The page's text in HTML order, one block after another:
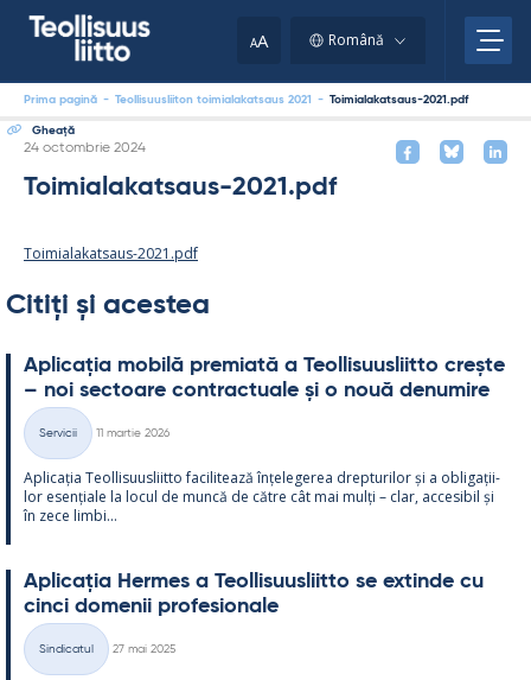
AA Română
Prima pagină - Teollisuusliiton toimialakatsaus 2021 - Toimialakatsaus-2021.pdf
Gheaţă
Kirjoitettu
24 octombrie 2024
Toimialakatsaus-2021.pdf
Toimialakatsaus-2021.pdf
Citiți și acestea
Aplicația mo­bilă pre­miată a Teol­li­suus­liitto crește
– noi sec­toare cont­rac­tuale și o nouă de­nu­mire
Categorii
Servicii
11 martie 2026
Aplicația Teol­li­suus­liitto faci­li­tează înțe­le­ge­rea drep­tu­ri­lor și a obli­gații­
lor esențiale la locul de muncă de către cât mai mulți – clar, acce­si­bil și
în zece limbi...
Aplicația Her­mes a Teol­li­suus­liitto se ex­tinde cu
cinci do­me­nii pro­fe­sio­nale
Categorii
Sindicatul
27 mai 2025